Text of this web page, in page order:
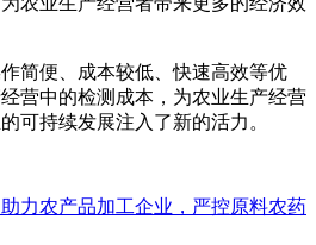
简便、成本较低、快速高效等优
营中的检测成本，为农业生产经营
可持续发展注入了新的活力。
力农产品加工企业，严控原料农药